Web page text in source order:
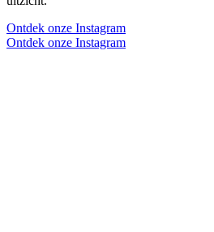
Ontdek onze Instagram
Ontdek onze Instagram